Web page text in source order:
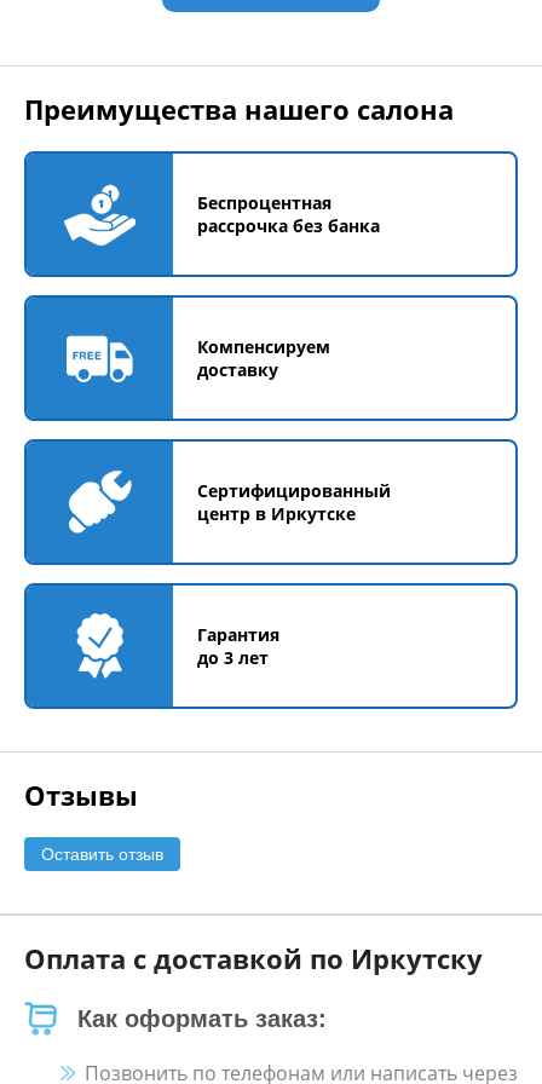
Преимущества нашего салона
Беспроцентная
рассрочка без банка
Компенсируем
доставку
Сертифицированный
центр в Иркутске
Гарантия
до 3 лет
Отзывы
Оставить отзыв
Оплата с доставкой по Иркутску
Как оформать заказ:
Позвонить по телефонам или написать через